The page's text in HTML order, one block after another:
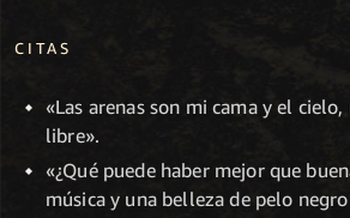
CITAS
«Las arenas son mi cama y el
libre».
«¿Qué puede haber mejor que
música y una belleza de pelo